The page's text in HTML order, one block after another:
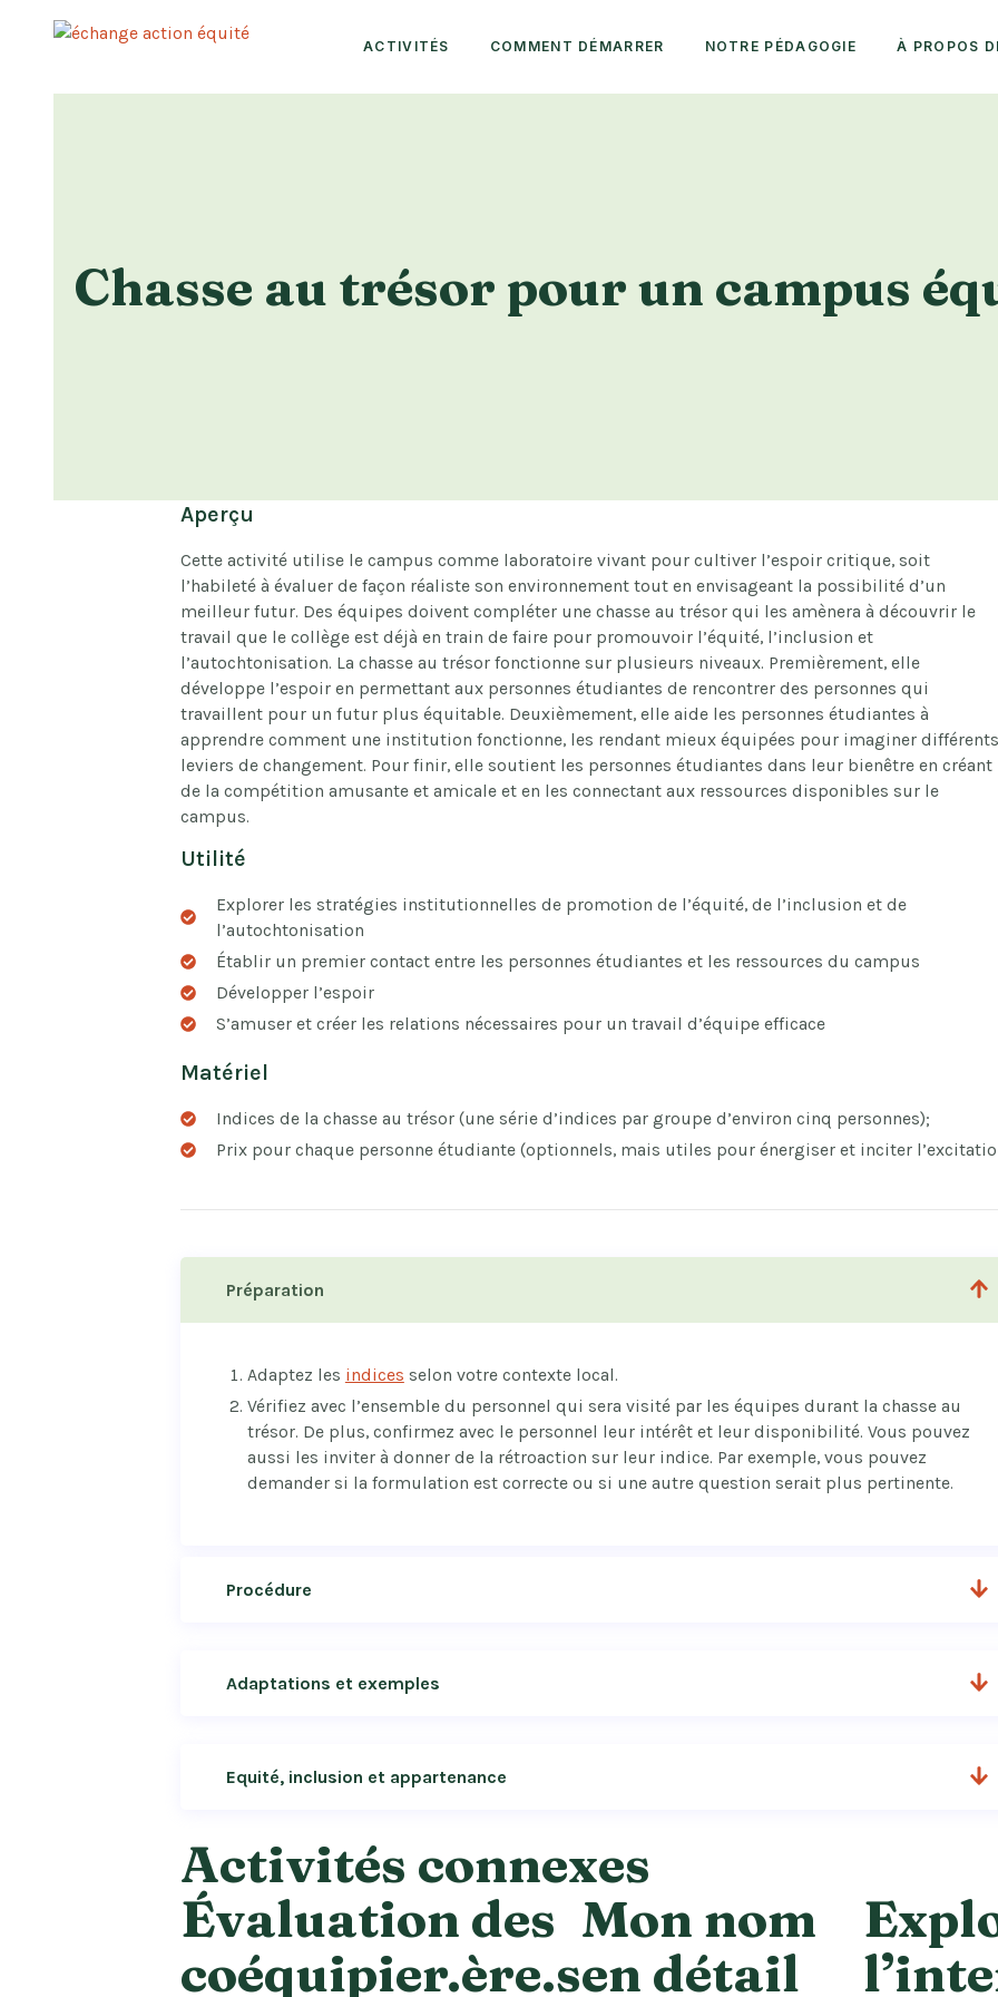
ACTIVITÉS COMMENT DÉMARRER NOTRE PÉDAGOGIE À PROPOS
Chasse au trésor pour un campus
Aperçu
Cette activité utilise le campus comme laboratoire vivant pour cultiver l’espoir critique, soit
l’habileté à évaluer de façon réaliste son environnement tout en envisageant la possibilité d’un
meilleur futur. Des équipes doivent compléter une chasse au trésor qui les amènera à découvrir le
travail que le collège est déjà en train de faire pour promouvoir l’équité, l’inclusion et
l’autochtonisation. La chasse au trésor fonctionne sur plusieurs niveaux. Premièrement, elle
développe l’espoir en permettant aux personnes étudiantes de rencontrer des personnes qui
travaillent pour un futur plus équitable. Deuxièmement, elle aide les personnes étudiantes à
apprendre comment une institution fonctionne, les rendant mieux équipées pour imaginer différents
leviers de changement. Pour finir, elle soutient les personnes étudiantes dans leur bienêtre en créant
de la compétition amusante et amicale et en les connectant aux ressources disponibles sur le
campus.
Utilité
Explorer les stratégies institutionnelles de promotion de l’équité, de l’inclusion et de
l’autochtonisation
Établir un premier contact entre les personnes étudiantes et les ressources du campus
Développer l’espoir
S’amuser et créer les relations nécessaires pour un travail d’équipe efficace
Matériel
Indices de la chasse au trésor (une série d’indices par groupe d’environ cinq personnes);
Prix pour chaque personne étudiante (optionnels, mais utiles pour énergiser et inciter
Préparation
Adaptez les indices selon votre contexte local.
Vérifiez avec l’ensemble du personnel qui sera visité par les équipes durant la chasse au
trésor. De plus, confirmez avec le personnel leur intérêt et leur disponibilité. Vous pouvez
aussi les inviter à donner de la rétroaction sur leur indice. Par exemple, vous pouvez
demander si la formulation est correcte ou si une autre question serait plus pertinente.
Procédure
Adaptations et exemples
Equité, inclusion et appartenance
Activités connexes
Évaluation des
coéquipier.ère.s
Mon nom
en détail